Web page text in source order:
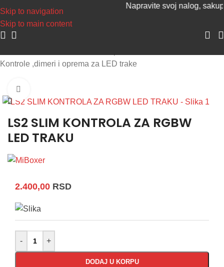
Skip to navigation
Skip to main content
Napravite svoj nalog,
Kontrole ,dimeri i oprema za LED trake
LS2 SLIM KONTROLA ZA RGBW
LED TRAKU
2.400,00 RSD
- +
DODAJ U KORPU